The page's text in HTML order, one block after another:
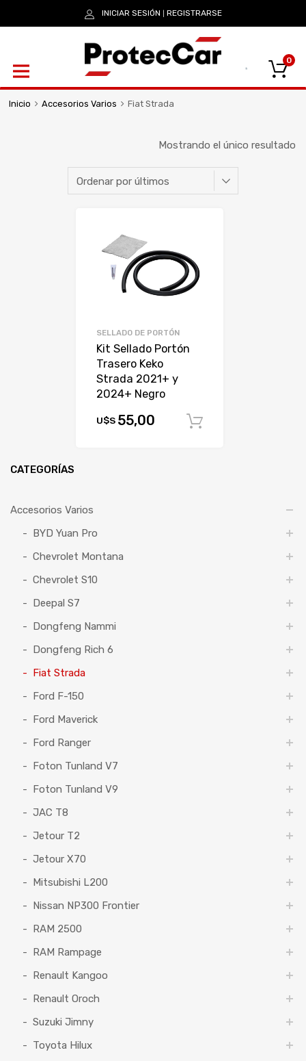
INICIAR SESIÓN REGISTRARSE
0
Inicio Accesorios Varios Fiat Strada
Mostrando el único resultado
SELLADO DE PORTÓN
Kit Sellado Portón
Trasero Keko
Strada 2021+ y
2024+ Negro
U$S 55,00
CATEGORÍAS
Accesorios Varios
BYD Yuan Pro
Chevrolet Montana
Chevrolet S10
Deepal S7
Dongfeng Nammi
Dongfeng Rich 6
Fiat Strada
Ford F-150
Ford Maverick
Ford Ranger
Foton Tunland V7
Foton Tunland V9
JAC T8
Jetour T2
Jetour X70
Mitsubishi L200
Nissan NP300 Frontier
RAM 2500
RAM Rampage
Renault Kangoo
Renault Oroch
Suzuki Jimny
Toyota Hilux